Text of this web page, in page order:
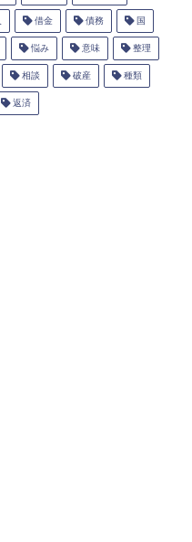
借金 債務 国
悩み 意味 整理
相談 破産 種類
返済